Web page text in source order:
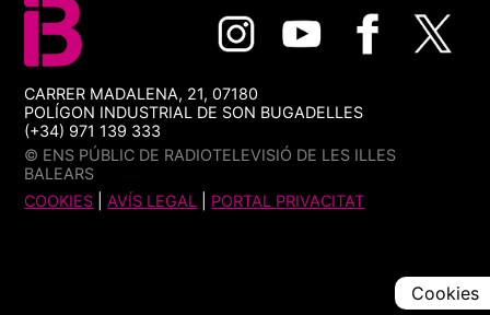
CARRER MADALENA, 21, 07180
POLÍGON INDUSTRIAL DE SON BUGADELLES
(+34) 971 139 333
© ENS PÚBLIC DE RADIOTELEVISIÓ DE LES ILLES
BALEARS
COOKIES |AVÍS LEGAL PORTAL PRIVACITAT
Cookies